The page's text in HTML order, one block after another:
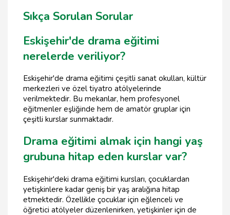
Sıkça Sorulan Sorular
Eskişehir'de drama eğitimi
nerelerde veriliyor?
Eskişehir'de drama eğitimi çeşitli sanat okulları, kültür
merkezleri ve özel tiyatro atölyelerinde
verilmektedir. Bu mekanlar, hem profesyonel
eğitmenler eşliğinde hem de amatör gruplar için
çeşitli kurslar sunmaktadır.
Drama eğitimi almak için hangi yaş
grubuna hitap eden kurslar var?
Eskişehir'deki drama eğitimi kursları, çocuklardan
yetişkinlere kadar geniş bir yaş aralığına hitap
etmektedir. Özellikle çocuklar için eğlenceli ve
öğretici atölyeler düzenlenirken, yetişkinler için de